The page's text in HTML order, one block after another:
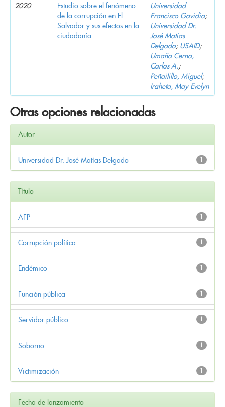
2020
Estudio sobre el fenómeno
de la corrupción en El
Salvador y sus efectos en la
ciudadanía
Universidad
Francisco Gavidia;
Universidad Dr.
José Matías
Delgado; USAID;
Umaña Cerna,
Carlos A.;
Peñailillo, Miguel;
Iraheta, May Evelyn
Otras opciones relacionadas
Autor
1
Universidad Dr. José Matías Delgado
Título
1
AFP
1
Corrupción política
1
Endémico
1
Función pública
1
Servidor público
1
Soborno
1
Victimización
Fecha de lanzamiento